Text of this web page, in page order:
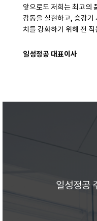
앞으로도 저희는 최고의
감동을 실현하고, 승강기
치를 강화하기 위해 전
일성정공 대표이사
일성정공